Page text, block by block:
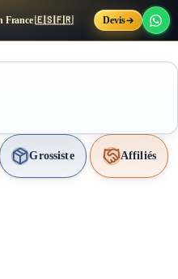
en France 🇪🇸🇫🇷 Devis
Grossiste Affiliés